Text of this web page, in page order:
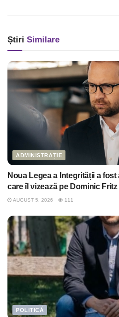
Știri Similare
ADMINISTRAȚIE
Noua Legea a Integrității a
care îl vizează pe Dominic Fritz
AUGUST 5, 2026 111
POLITICĂ